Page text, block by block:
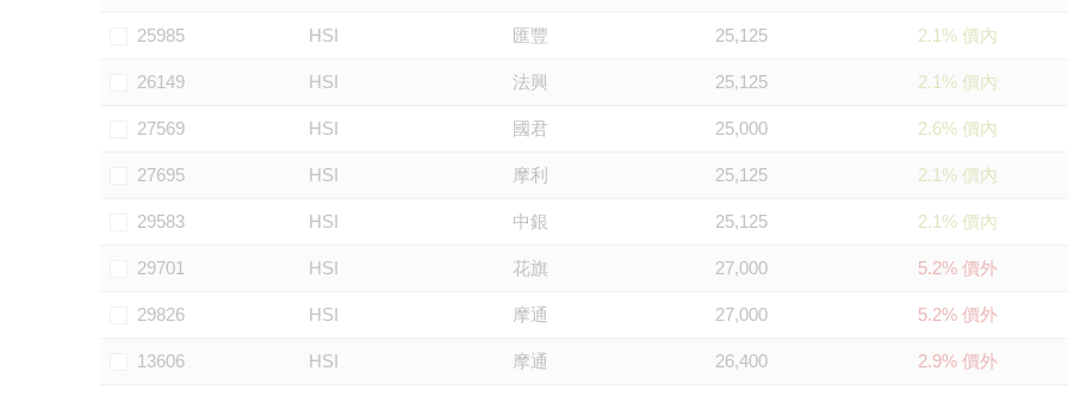
25985 HSI 匯豐 25,125 2.1% 價內
26149 HSI 法興 25,125 2.1% 價內
27569 HSI 國君 25,000 2.6% 價內
27695 HSI 摩利 25,125 2.1% 價內
29583 HSI 中銀 25,125 2.1% 價內
29701 HSI 花旗 27,000 5.2% 價外
29826 HSI 摩通 27,000 5.2% 價外
13606 HSI 摩通 26,400 2.9% 價外